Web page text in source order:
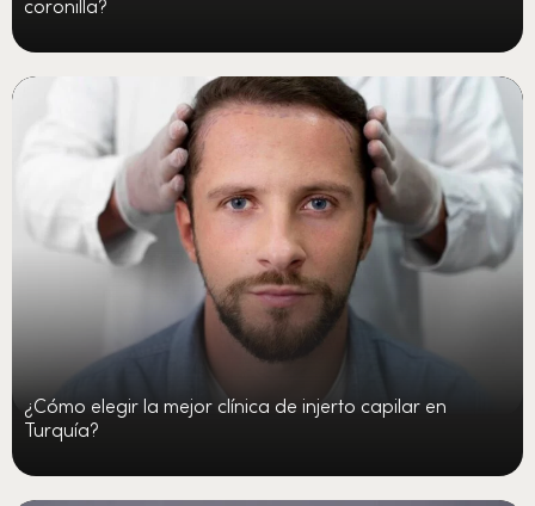
¿Cómo elegir la mejor clínica de injerto capilar en
Turquía?